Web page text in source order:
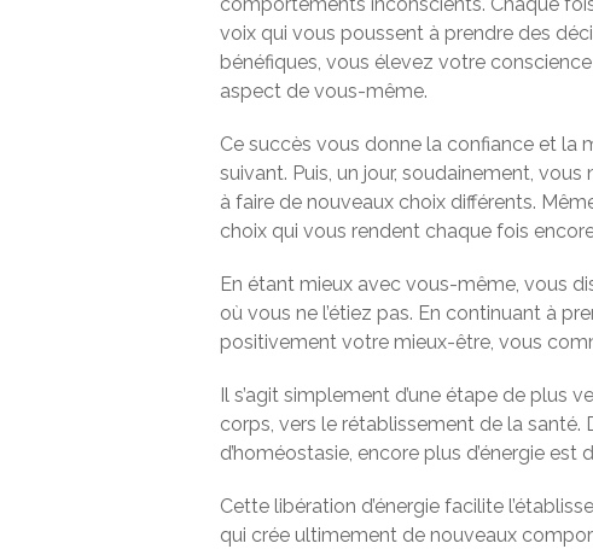
voix qui vous poussent à prendre des
bénéfiques, vous élevez votre
aspect de vous-même.
Ce succès vous donne la confiance et la
suivant. Puis, un jour, soudainement,
à faire de nouveaux choix différents.
choix qui vous rendent chaque fois
En étant mieux avec vous-même, vous
où vous ne l’étiez pas. En continuant à
positivement votre mieux-être, vous
Il s’agit simplement d’une étape de plus
corps, vers le rétablissement de la santé.
d’homéostasie, encore plus d’énergie
Cette libération d’énergie facilite
qui crée ultimement de nouveaux